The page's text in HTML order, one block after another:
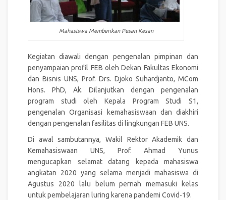
Mahasiswa Memberikan Pesan Kesan
Kegiatan diawali dengan pengenalan pimpinan dan
penyampaian profil FEB oleh Dekan Fakultas Ekonomi
dan Bisnis UNS, Prof. Drs. Djoko Suhardjanto, MCom
Hons. PhD, Ak. Dilanjutkan dengan pengenalan
program studi oleh Kepala Program Studi S1,
pengenalan Organisasi kemahasiswaan dan diakhiri
dengan pengenalan fasilitas di lingkungan FEB UNS.
Di awal sambutannya, Wakil Rektor Akademik dan
Kemahasiswaan UNS, Prof. Ahmad Yunus
mengucapkan selamat datang kepada mahasiswa
angkatan 2020 yang selama menjadi mahasiswa di
Agustus 2020 lalu belum pernah memasuki kelas
untuk pembelajaran luring karena pandemi Covid-19.